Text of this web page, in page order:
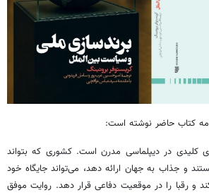
کتاب حاضر نوشته است:
کلیدی در دیپلماسی مدرن است. کشوری که بتواند
و جذاب به جهان ارائه دهد، می‌تواند جایگاه خود
و رقبا را در موقعیت دفاعی قرار دهد. روایت موفق